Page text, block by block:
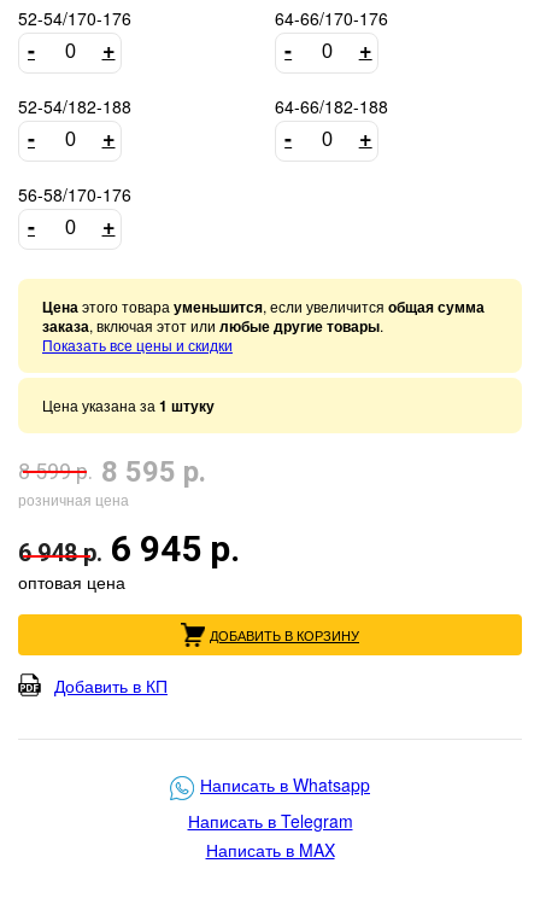
52-54/170-176
- +
52-54/182-188
- +
56-58/170-176
- +
64-66/170-176
- +
64-66/182-188
- +
Ценаэтого товара уменьшится, если увеличится общая сумма
заказа, включая этот или любые другие товары.
Показать все цены и скидки
Цена указана за 1 штуку
8 599 р. 8 595 р.
розничная цена
6 948 р. 6 945 р.
оптовая цена
ДОБАВИТЬ В КОРЗИНУ
Добавить в КП
Написать в Whatsapp
Написать в Telegram
Написать в MAX